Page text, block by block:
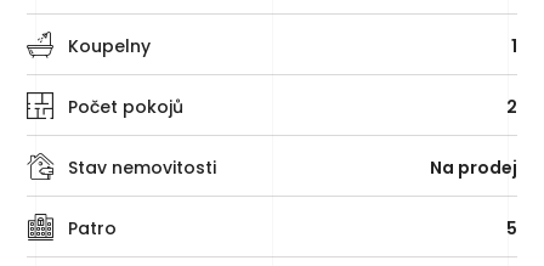
Koupelny 1
Počet pokojů 2
Stav nemovitosti Na prodej
Patro 5